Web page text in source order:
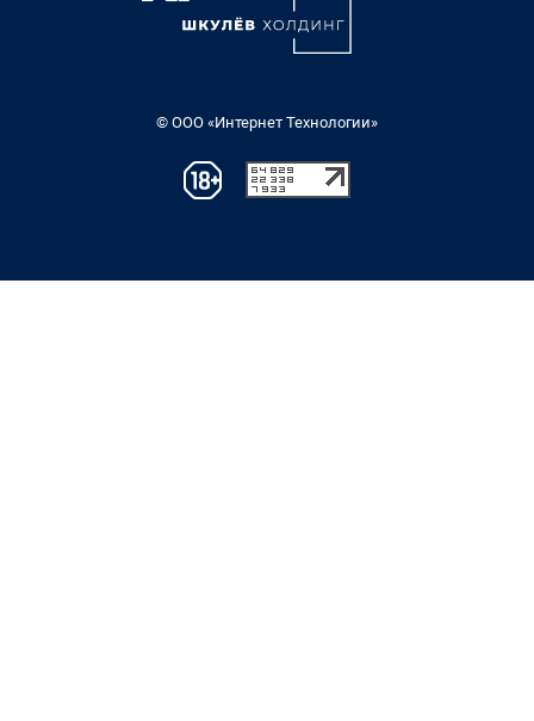
© ООО «Интернет Технологии»